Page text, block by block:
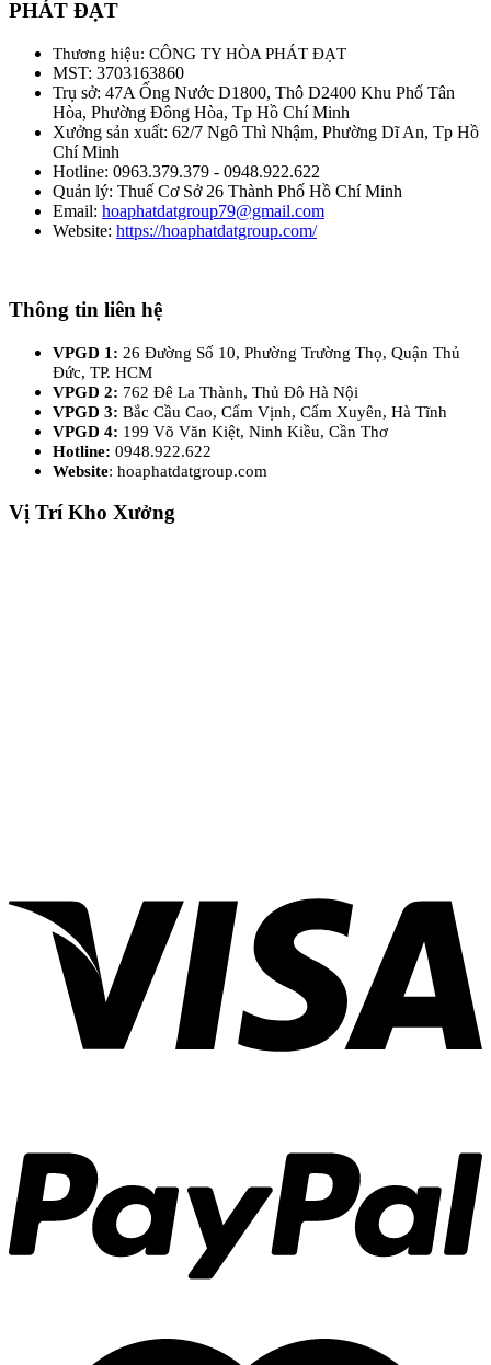
PHÁT ĐẠT
Thương hiệu: CÔNG TY HÒA PHÁT ĐẠT
MST: 3703163860
Trụ sở: 47A Ống Nước D1800, Thô D2400 Khu Phố Tân
Hòa, Phường Đông Hòa, Tp Hồ Chí Minh
Xưởng sản xuất: 62/7 Ngô Thì Nhậm, Phường Dĩ An, Tp Hồ
Chí Minh
Hotline: 0963.379.379 - 0948.922.622
Quản lý: Thuế Cơ Sở 26 Thành Phố Hồ Chí Minh
Email: hoaphatdatgroup79@gmail.com
Website: https://hoaphatdatgroup.com/
Thông tin liên hệ
VPGD 1: 26 Đường Số 10, Phường Trường Thọ, Quận Thủ
Đức, TP. HCM
VPGD 2: 762 Đê La Thành, Thủ Đô Hà Nội
VPGD 3: Bắc Cầu Cao, Cẩm Vịnh, Cẩm Xuyên, Hà Tĩnh
VPGD 4: 199 Võ Văn Kiệt, Ninh Kiều, Cần Thơ
Hotline: 0948.922.622
Website: hoaphatdatgroup.com
Vị Trí Kho Xưởng